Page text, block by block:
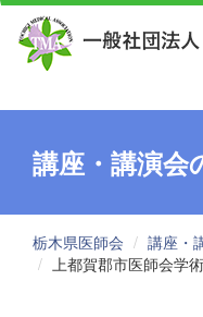
講座・講演会
栃木県医師会 講座・
上都賀郡市医師会学